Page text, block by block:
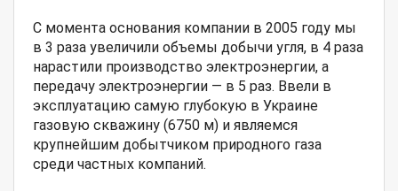
С момента основания компании в 2005 году мы
в 3 раза увеличили объемы добычи угля, в 4 раза
нарастили производство электроэнергии, а
передачу электроэнергии — в 5 раз. Ввели в
эксплуатацию самую глубокую в Украине
газовую скважину (6750 м) и являемся
крупнейшим добытчиком природного газа
среди частных компаний.